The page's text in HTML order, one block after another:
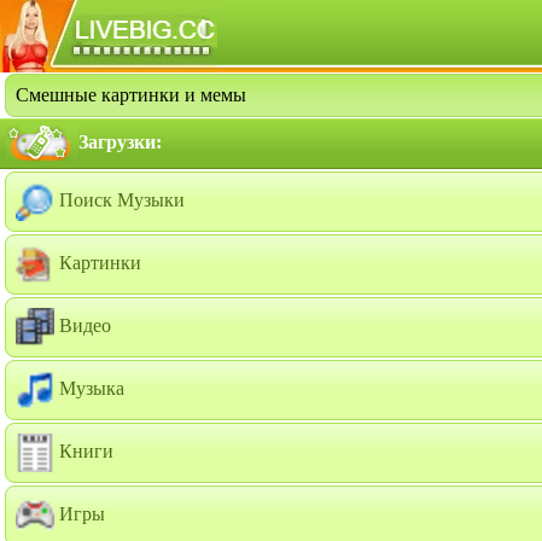
Смешные картинки и мемы
Загрузки:
Поиск Музыки
Картинки
Видео
Музыка
Книги
Игры